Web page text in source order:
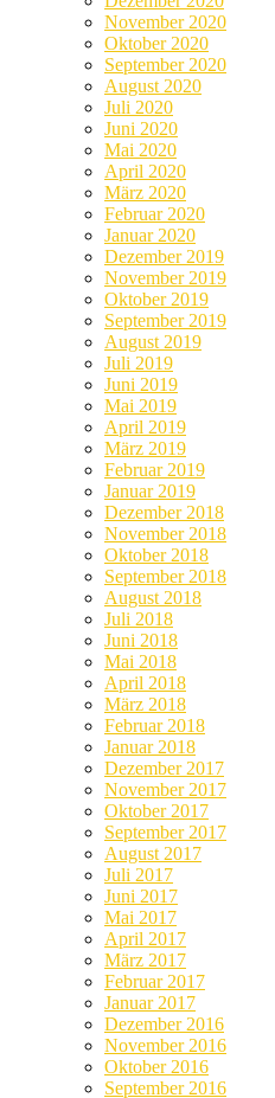
November 2020
Oktober 2020
September 2020
August 2020
Juli 2020
Juni 2020
Mai 2020
April 2020
März 2020
Februar 2020
Januar 2020
Dezember 2019
November 2019
Oktober 2019
September 2019
August 2019
Juli 2019
Juni 2019
Mai 2019
April 2019
März 2019
Februar 2019
Januar 2019
Dezember 2018
November 2018
Oktober 2018
September 2018
August 2018
Juli 2018
Juni 2018
Mai 2018
April 2018
März 2018
Februar 2018
Januar 2018
Dezember 2017
November 2017
Oktober 2017
September 2017
August 2017
Juli 2017
Juni 2017
Mai 2017
April 2017
März 2017
Februar 2017
Januar 2017
Dezember 2016
November 2016
Oktober 2016
September 2016